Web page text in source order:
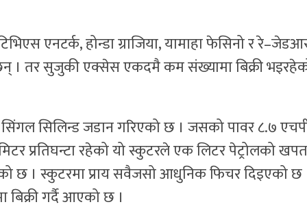
एनटर्क, होन्डा ग्राजिया, यामाहा फेसिनो र
। तर सुजुकी एक्सेस एकदमै कम संख्यामा बिक्री
सिलिन्ड जडान गरिएको छ । जसको पावर ८.७
प्रतिघन्टा रहेको यो स्कुटरले एक लिटर पेट्रोलको
छ । स्कुटरमा प्राय सवैजसो आधुनिक फिचर दिइएको छ
गर्दै आएको छ ।